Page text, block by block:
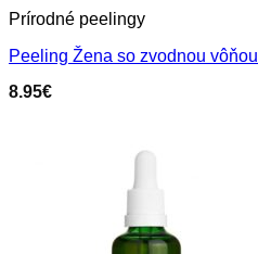
Prírodné peelingy
Peeling Žena so zvodnou vôňou
8.95€